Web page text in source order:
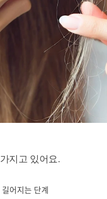
지고 있어요.
어지는 단계